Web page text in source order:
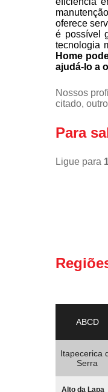
oferece
é possível
tecnologia
Home
ajudá-lo a
Nossos
citado,
Para
Ligue para
ABCD
Itapecerica
Serra
Alto da Lapa